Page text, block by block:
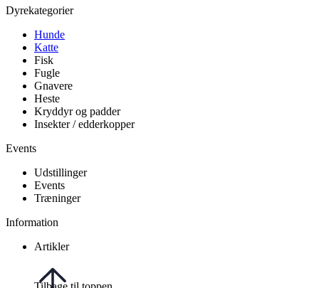
Dyrekategorier
Hunde
Katte
Fisk
Fugle
Gnavere
Heste
Kryddyr og padder
Insekter / edderkopper
Events
Udstillinger
Events
Træninger
Information
Artikler